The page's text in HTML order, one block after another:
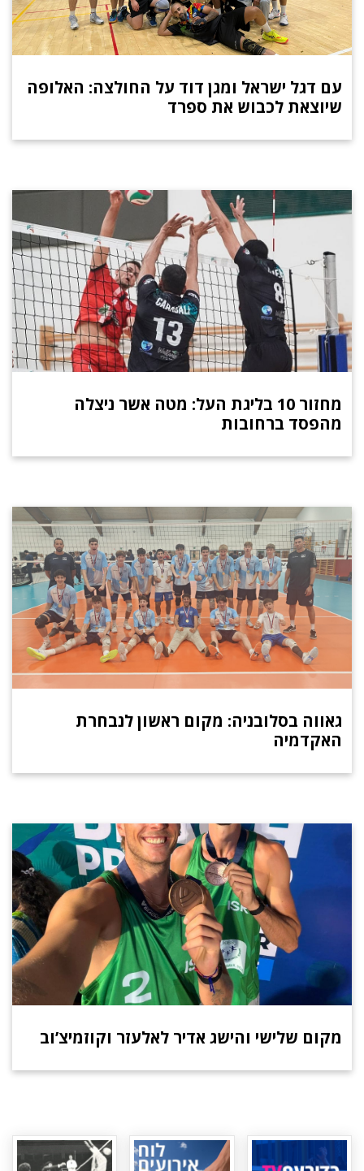
עם דגל ישראל ומגן דוד על החולצה: האלופה
שיוצאת לכבוש את ספרד
מחזור 10 בליגת העל: מטה אשר ניצלה
מהפסד ברחובות
גאווה בסלובניה: מקום ראשון לנבחרת
האקדמיה
מקום שלישי והישג אדיר לאלעזר וקוזמיצ’וב